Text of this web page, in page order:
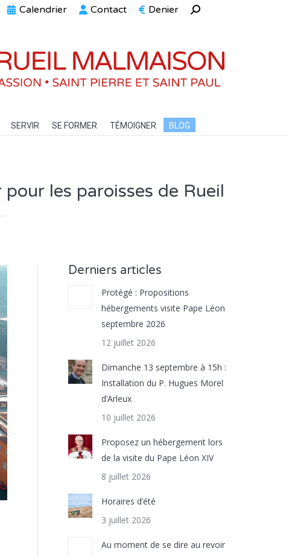
Calendrier Contact Denier
Recherche
SERVIR SE FORMER TÉMOIGNER BLOG
les paroisses de Rueil
Derniers articles
Protégé : Propositions
hébergements visite Pape Léon
septembre 2026
12 juillet 2026
Dimanche 13 septembre à 15h :
Installation du P. Hugues Morel
d’Arleux
10 juillet 2026
Proposez un hébergement lors
de la visite du Pape Léon XIV
8 juillet 2026
Horaires d’été
3 juillet 2026
Au moment de se dire au revoir
SE FORMER TÉMOIGNER